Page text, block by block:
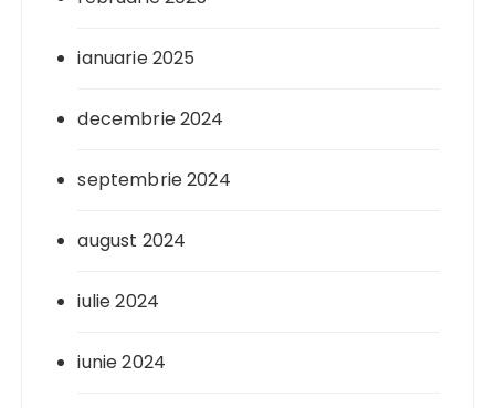
ianuarie 2025
decembrie 2024
septembrie 2024
august 2024
iulie 2024
iunie 2024